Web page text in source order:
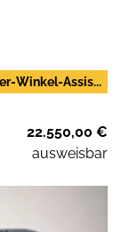
Winkel-Assis...
22.550,00 €
ausweisbar